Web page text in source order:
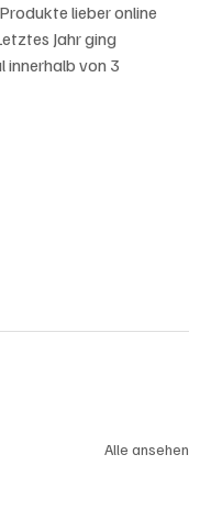
lieber online
Jahr ging
innerhalb von 3
Alle ansehen